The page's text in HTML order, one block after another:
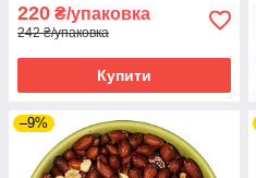
220 ₴/упаковка
242 ₴/упаковка
Купити
–9%